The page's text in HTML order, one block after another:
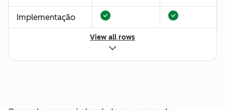
Implementação
de chat ao vivo
Respostas
View all rows